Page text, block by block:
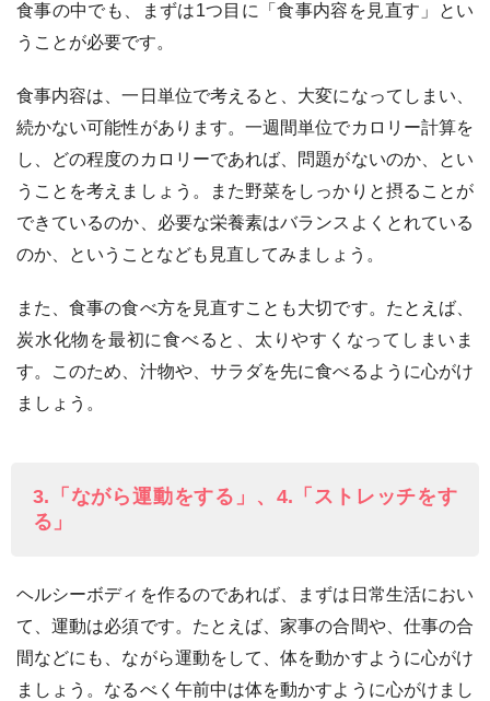
食事の中でも、まずは1つ目に「食事内容を見直す」とい
うことが必要です。
食事内容は、一日単位で考えると、大変になってしまい、
続かない可能性があります。一週間単位でカロリー計算を
し、どの程度のカロリーであれば、問題がないのか、とい
うことを考えましょう。また野菜をしっかりと摂ることが
できているのか、必要な栄養素はバランスよくとれている
のか、ということなども見直してみましょう。
また、食事の食べ方を見直すことも大切です。たとえば、
炭水化物を最初に食べると、太りやすくなってしまいま
す。このため、汁物や、サラダを先に食べるように心がけ
ましょう。
3.「ながら運動をする」、4.「ストレッチをす
る」
ヘルシーボディを作るのであれば、まずは日常生活におい
て、運動は必須です。たとえば、家事の合間や、仕事の合
間などにも、ながら運動をして、体を動かすように心がけ
ましょう。なるべく午前中は体を動かすように心がけまし